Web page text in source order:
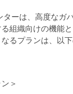
ーは、高度なガ
組織向けの機能
るプランは、以
＞